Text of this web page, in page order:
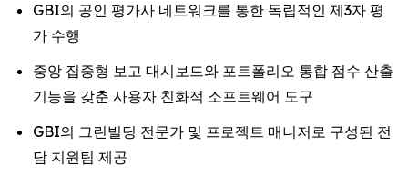
GBI의 공인 평가사 네트워크를 통한 독립적인 제3자 평
가 수행
중앙 집중형 보고 대시보드와 포트폴리오 통합 점수 산출
기능을 갖춘 사용자 친화적 소프트웨어 도구
GBI의 그린빌딩 전문가 및 프로젝트 매니저로 구성된 전
담 지원팀 제공